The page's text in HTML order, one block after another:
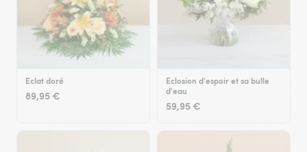
Eclat doré
89,95 €
Eclosion d'espoir et sa bulle
d'eau
59,95 €